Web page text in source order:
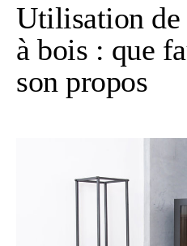
Utilisation
à bois : que
son propos